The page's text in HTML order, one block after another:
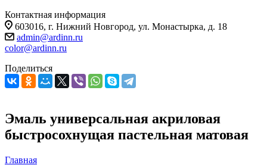
Контактная информация
603016, г. Нижний Новгород, ул. Монастырка, д. 18
admin@ardinn.ru
color@ardinn.ru
Поделиться
Эмаль универсальная акриловая
быстросохнущая пастельная матовая
Главная